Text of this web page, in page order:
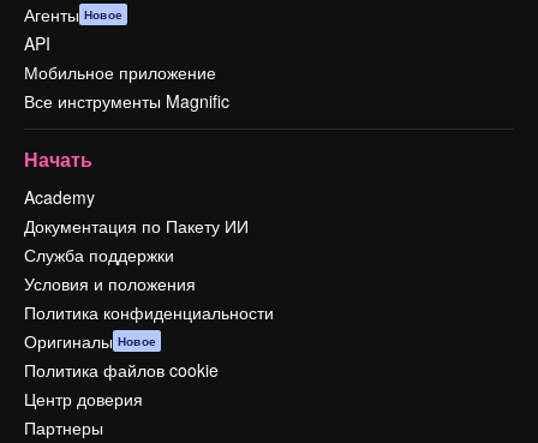
Агенты Новое
API
Мобильное приложение
Все инструменты Magnific
Начать
Academy
Документация по Пакету ИИ
Служба поддержки
Условия и положения
Политика конфиденциальности
Оригиналы Новое
Политика файлов cookie
Центр доверия
Партнеры